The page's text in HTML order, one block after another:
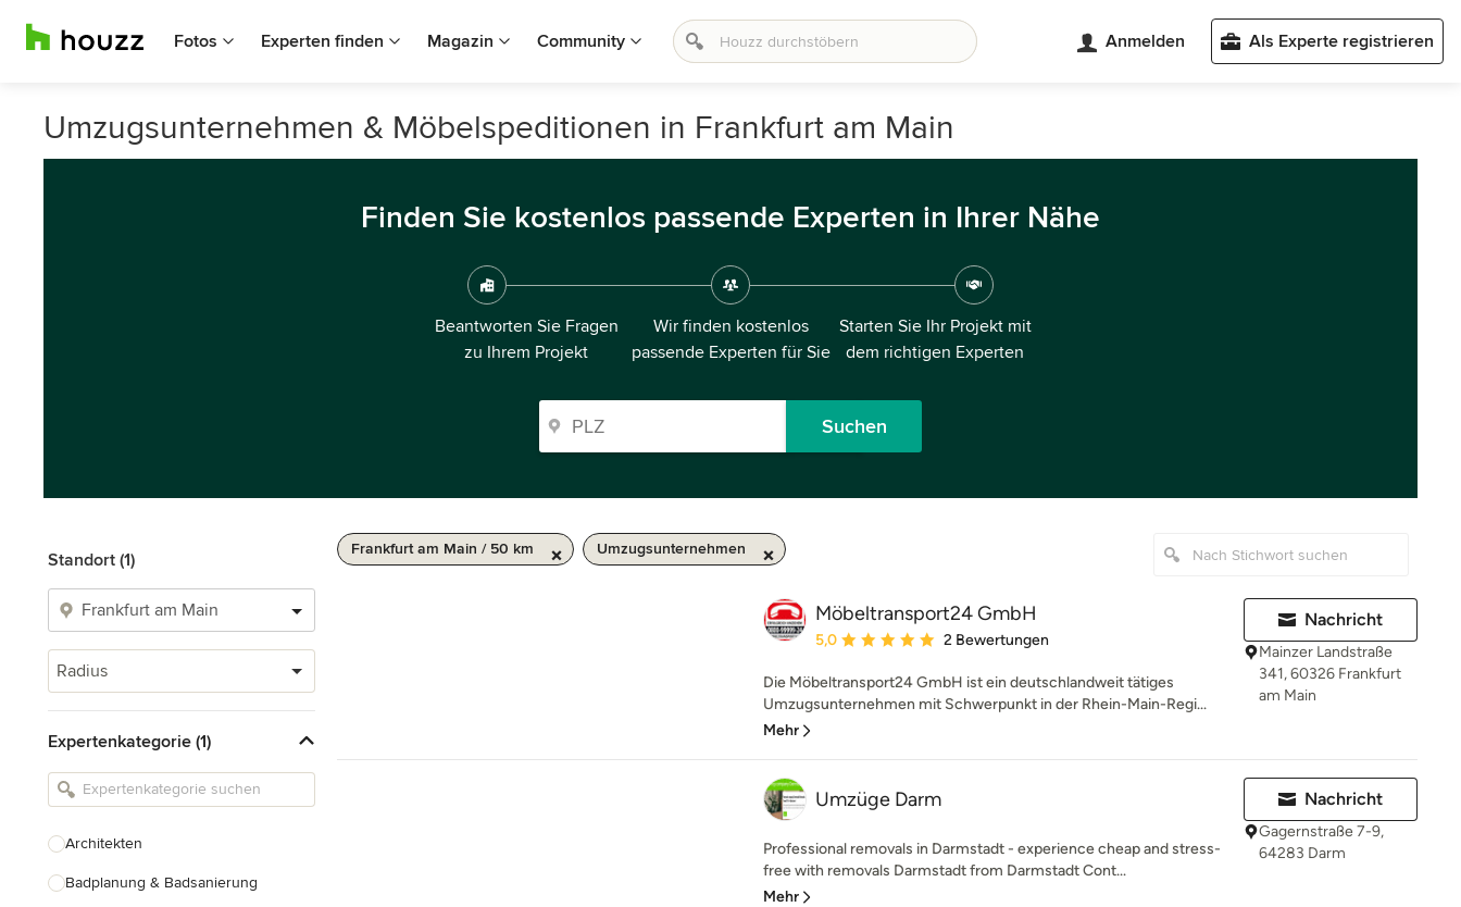
Fotos Experten finden Magazin Community Anmelden Als Experte registrieren
Umzugsunternehmen & Möbelspeditionen in Frankfurt am Main
Finden Sie kostenlos passende Experten in Ihrer Nähe
Beantworten Sie Fragen
zu Ihrem Projekt
Wir finden kostenlos
passende Experten für Sie
Starten Sie Ihr Projekt mit
dem richtigen Experten
Suchen
Standort (1)
Radius
Expertenkategorie (1)
Architekten
Badplanung & Badsanierung
Frankfurt am Main / 50 km Umzugsunternehmen
Möbeltransport24 GmbH
Durchschnittliche Bewertung: 5 von 5 Sternen
5,0 2 Bewertungen
Die Möbeltransport24 GmbH ist ein deutschlandweit tätiges
Umzugsunternehmen mit Schwerpunkt in der Rhein-Main-Regi...
Mehr
Nachricht
Mainzer Landstraße
341, 60326 Frankfurt
am Main
Umzüge Darm
Professional removals in Darmstadt - experience cheap and stress-
free with removals Darmstadt from Darmstadt Cont...
Mehr
Nachricht
Gagernstraße 7-9,
64283 Darm